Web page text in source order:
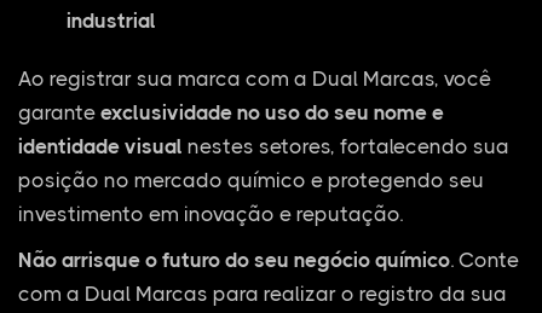
industrial
Ao registrar sua marca com a Dual Marcas, você
garante exclusividade no uso do seu nome e
identidade visual nestes setores, fortalecendo sua
posição no mercado químico e protegendo seu
investimento em inovação e reputação.
Não arrisque o futuro do seu negócio químico. Conte
com a Dual Marcas para realizar o registro da sua